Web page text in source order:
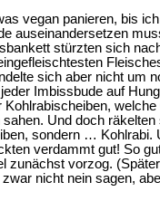
vegan panieren, bis
auseinandersetzen
stürzten sich
sich aber nicht um
Imbissbude auf
Und doch
sondern … Kohlrabi.
verdammt gut! So
zunächst vorzog.
nicht nein sagen,